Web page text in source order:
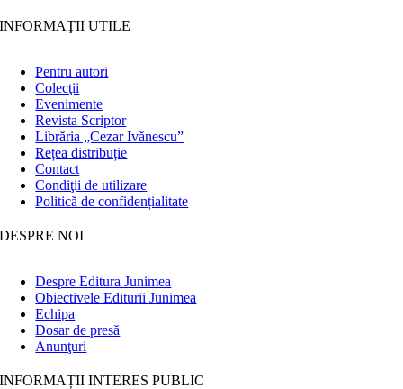
INFORMAŢII UTILE
Pentru autori
Colecţii
Evenimente
Revista Scriptor
Librăria „Cezar Ivănescu”
Rețea distribuție
Contact
Condiţii de utilizare
Politică de confidențialitate
DESPRE NOI
Despre Editura Junimea
Obiectivele Editurii Junimea
Echipa
Dosar de presă
Anunţuri
INFORMAȚII INTERES PUBLIC